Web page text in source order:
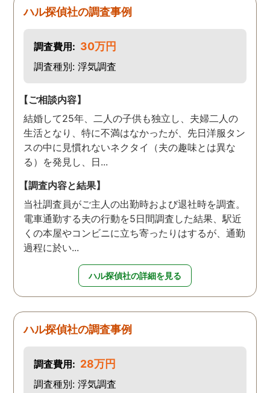
を感じました。
ハル探偵社の調査事例
調査費用: 30万円
調査種別: 浮気調査
【ご相談内容】
結婚して25年、二人の子供も独立し、夫婦二人の
生活となり、特に不満はなかったが、先日洋服タン
スの中に見慣れないネクタイ（夫の趣味とは異な
る）を発見し、日...
【調査内容と結果】
当社調査員がご主人の出勤時および退社時を調査。
電車通勤する夫の行動を5日間調査した結果、駅近
くの本屋やコンビニに立ち寄ったりはするが、通勤
過程に於い...
ハル探偵社の詳細を見る
ハル探偵社の調査事例
調査費用: 28万円
調査種別: 浮気調査